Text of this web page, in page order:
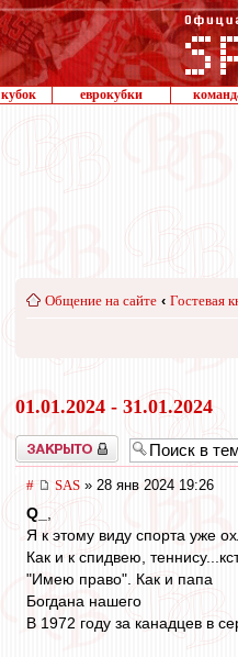
кубок еврокубки
Общение на сайте ‹ Гостевая
01.01.2024 - 31.01.2024
Закрыто
# SAS » 28 янв 2024 19:26
Q_ ,
Я к этому виду спорта уже
Как и к спидвею,
"Имею право". Как и папа
Богдана нашего
В 1972 году за канадцев в